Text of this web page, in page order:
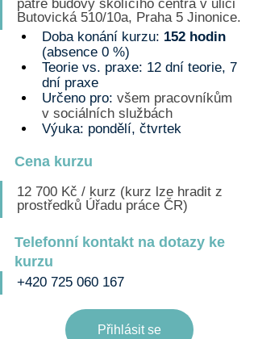
patře budovy školícího centra v ulici
Butovická 510/10a, Praha 5 Jinonice.
Doba konání kurzu: 152 hodin
(absence 0 %)
Teorie vs. praxe: 12 dní teorie, 7
dní praxe
Určeno pro: všem pracovníkům
v sociálních službách
Výuka: pondělí, čtvrtek
Cena kurzu
12 700 Kč / kurz (kurz lze hradit z
prostředků Úřadu práce ČR)
Telefonní kontakt na dotazy ke
kurzu
+420 725 060 167
Přihlásit se